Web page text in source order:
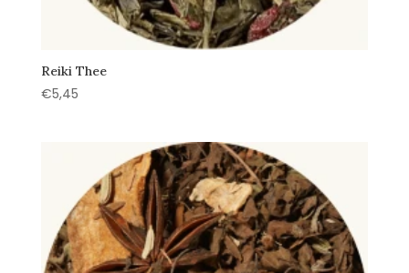
Reiki Thee
€5,45